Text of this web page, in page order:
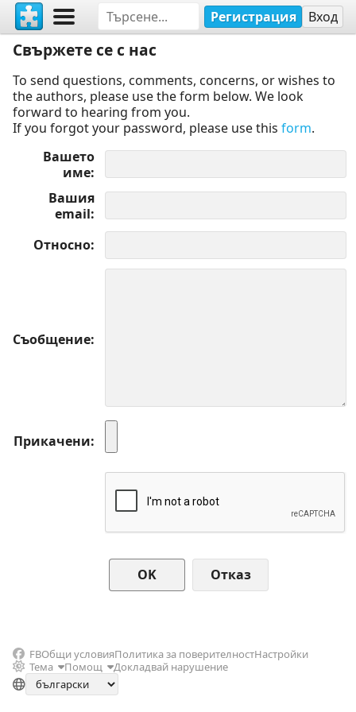
Регистрация Вход
Свържете се с нас
To send questions, comments, concerns, or wishes to
the authors, please use the form below. We look
forward to hearing from you.
If you forgot your password, please use this form.
Вашето
име
Вашия
email
Относно
Съобщение
Прикачени
Отказ
FBОбщи условияПолитика за поверителностНастройки
Тема
Помощ Докладвай нарушение